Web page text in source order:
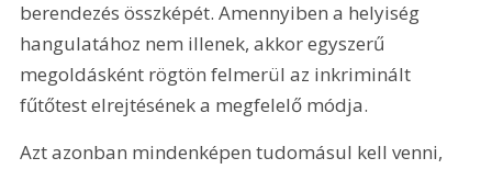
berendezés összképét. Amennyiben a helyiség
hangulatához nem illenek, akkor egyszerű
megoldásként rögtön felmerül az inkriminált
fűtőtest elrejtésének a megfelelő módja.
Azt azonban mindenképen tudomásul kell venni,